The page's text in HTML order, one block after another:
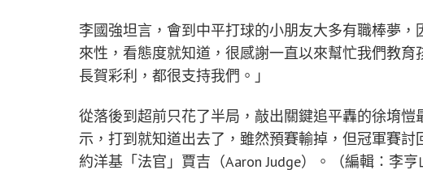
李國強坦言，會到中平打球的小朋友大多有職棒夢
來性，看態度就知道，很感謝一直以來幫忙我們教
長賀彩利，都很支持我們。」
從落後到超前只花了半局，敲出關鍵追平轟的徐堉
示，打到就知道出去了，雖然預賽輸掉，但冠軍賽
約洋基「法官」賈吉（Aaron Judge）。（編輯：李